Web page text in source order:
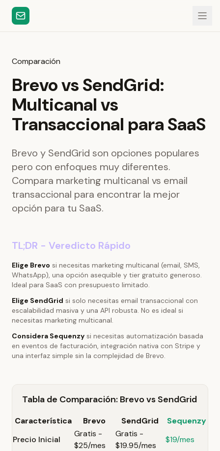
Comparación
Brevo vs SendGrid:
Multicanal vs
Transaccional para SaaS
Brevo y SendGrid son opciones populares
pero con enfoques muy diferentes.
Compara marketing multicanal vs email
transaccional para encontrar la mejor
opción para tu SaaS.
TL;DR - Veredicto Rápido
Elige Brevo si necesitas marketing multicanal (email, SMS,
WhatsApp), una opción asequible y tier gratuito generoso.
Ideal para SaaS con presupuesto limitado.
Elige SendGrid si solo necesitas email transaccional con
escalabilidad masiva y una API robusta. No es ideal si
necesitas marketing multicanal.
Considera Sequenzy si necesitas automatización basada
en eventos de facturación, integración nativa con Stripe y
una interfaz simple sin la complejidad de Brevo.
Tabla de Comparación: Brevo vs SendGrid
Característica Brevo SendGrid
Sequenzy
Precio Inicial
Gratis -
$25/mes
Gratis -
$19.95/mes
$19/mes